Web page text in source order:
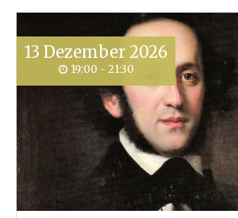
13 Dezember 2026
19:00 - 21:30